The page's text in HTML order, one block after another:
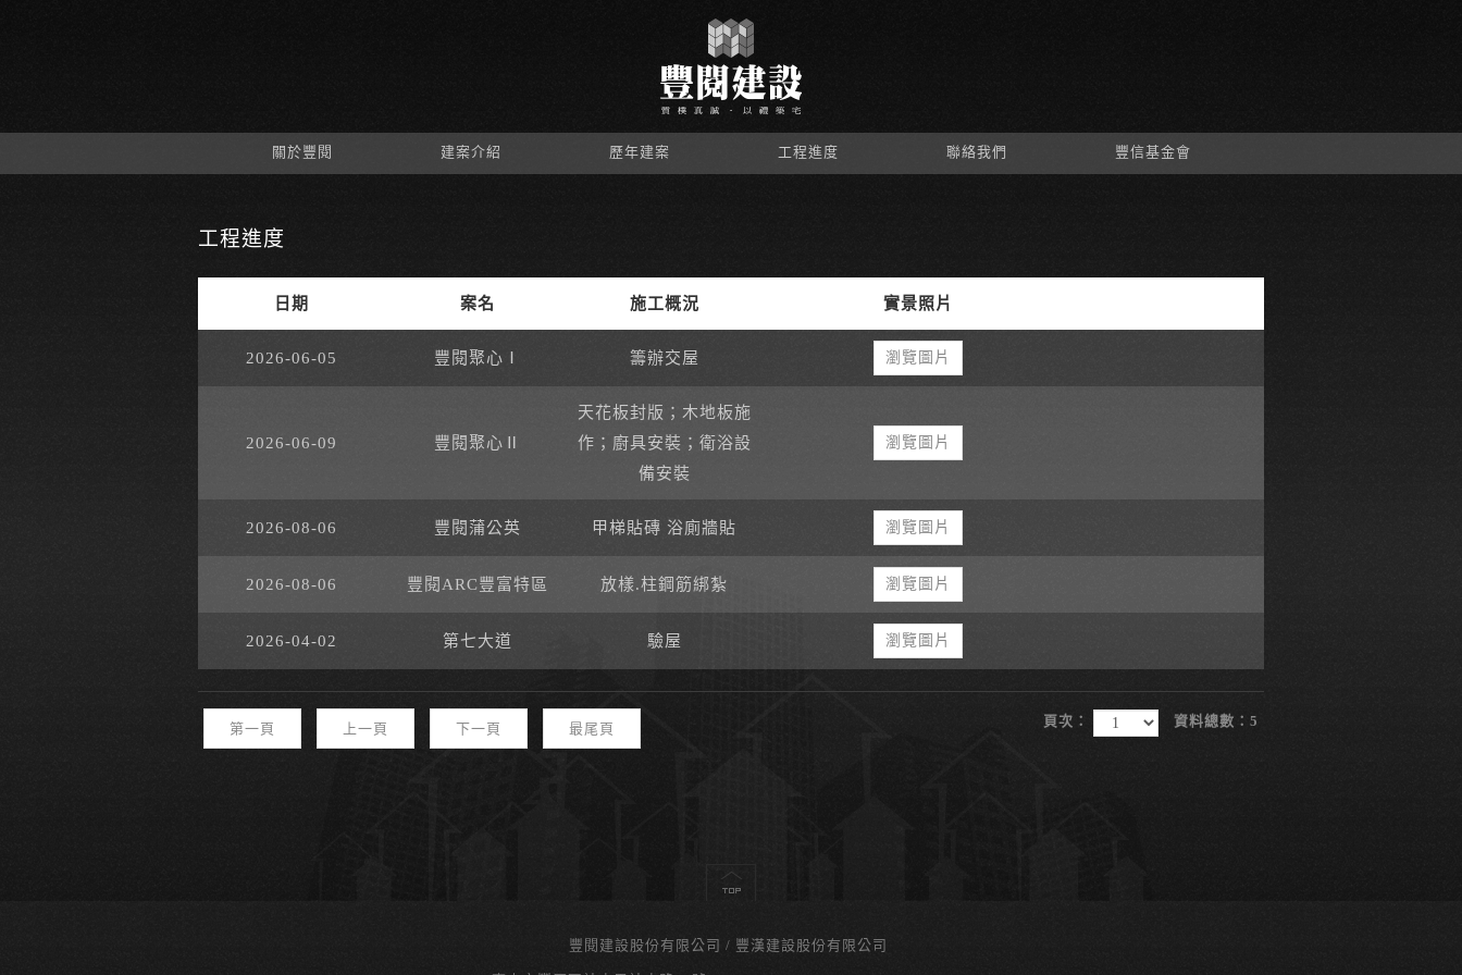
關於豐閱 建案介紹 歷年建案 工程進度 聯絡我們 豐信基金會
工程進度
日期 案名 施工概況 實景照片
2026-06-05 豐閱聚心Ⅰ 籌辦交屋 瀏覽圖片
2026-06-09 豐閱聚心Ⅱ
天花板封版；木地板施
作；廚具安裝；衛浴設
備安裝
瀏覽圖片
2026-08-06 豐閱蒲公英 甲梯貼磚 浴廁牆貼 瀏覽圖片
2026-08-06 豐閱ARC豐富特區 放樣.柱鋼筋綁紮 瀏覽圖片
2026-04-02 第七大道 驗屋 瀏覽圖片
第一頁 上一頁 下一頁 最尾頁 頁次： 資料總數：5
豐閱建設股份有限公司 豐漢建設股份有限公司